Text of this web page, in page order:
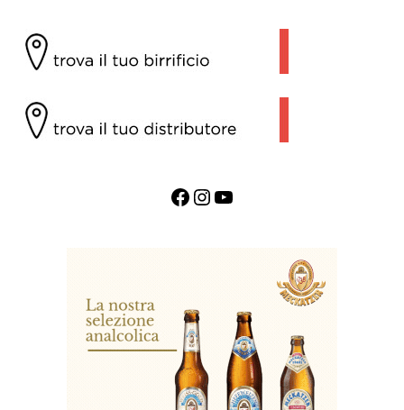
Facebook InstagramYouTube